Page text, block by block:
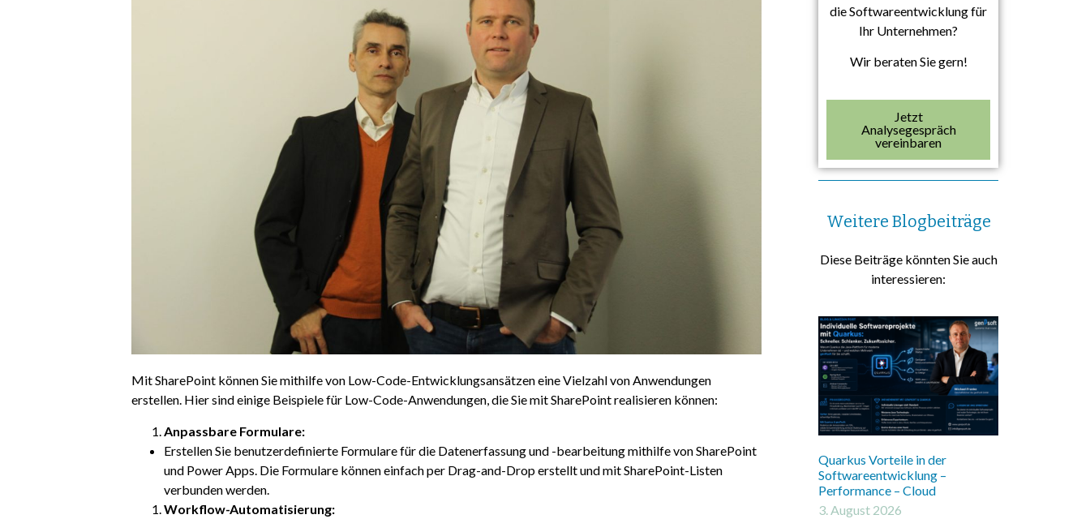
Mit SharePoint können Sie mithilfe von Low-Code-Entwicklungsansätzen eine Vielzahl von Anwendungen
erstellen. Hier sind einige Beispiele für Low-Code-Anwendungen, die Sie mit SharePoint realisieren können:
Anpassbare Formulare:
Erstellen Sie benutzerdefinierte Formulare für die Datenerfassung und -bearbeitung mithilfe von SharePoint
und Power Apps. Die Formulare können einfach per Drag-and-Drop erstellt und mit SharePoint-Listen
verbunden werden.
Workflow-Automatisierung:
die Softwareentwicklung für
Ihr Unternehmen?
Wir beraten Sie gern!
Jetzt
Analysegespräch
vereinbaren
Weitere Blogbeiträge
Diese Beiträge könnten Sie auch
interessieren:
Quarkus Vorteile in der
Softwareentwicklung –
Performance – Cloud
3. August 2026